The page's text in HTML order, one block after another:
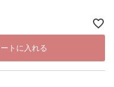
トに入れる